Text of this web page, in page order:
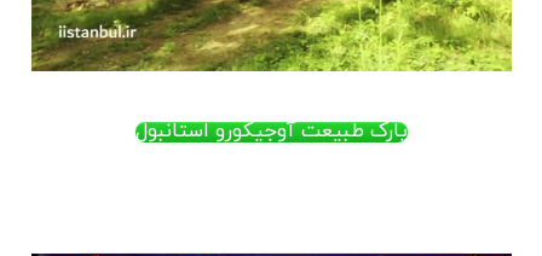
پارک طبیعت آوجیکورو استانبول